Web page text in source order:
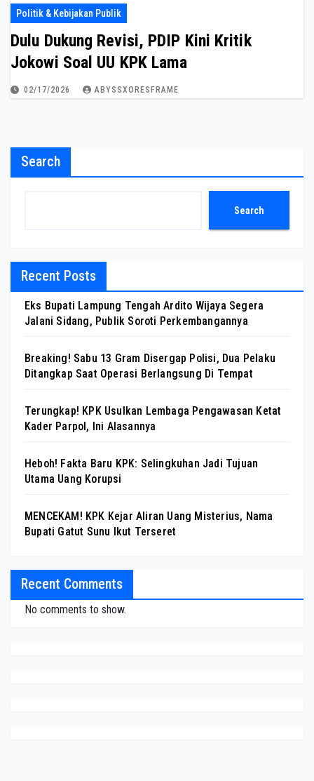
Politik & Kebijakan Publik
Dulu Dukung Revisi, PDIP Kini Kritik
Jokowi Soal UU KPK Lama
02/17/2026 ABYSSXORESFRAME
Search
Search
Recent Posts
Eks Bupati Lampung Tengah Ardito Wijaya Segera
Jalani Sidang, Publik Soroti Perkembangannya
Breaking! Sabu 13 Gram Disergap Polisi, Dua Pelaku
Ditangkap Saat Operasi Berlangsung Di Tempat
Terungkap! KPK Usulkan Lembaga Pengawasan Ketat
Kader Parpol, Ini Alasannya
Heboh! Fakta Baru KPK: Selingkuhan Jadi Tujuan
Utama Uang Korupsi
MENCEKAM! KPK Kejar Aliran Uang Misterius, Nama
Bupati Gatut Sunu Ikut Terseret
Recent Comments
No comments to show.